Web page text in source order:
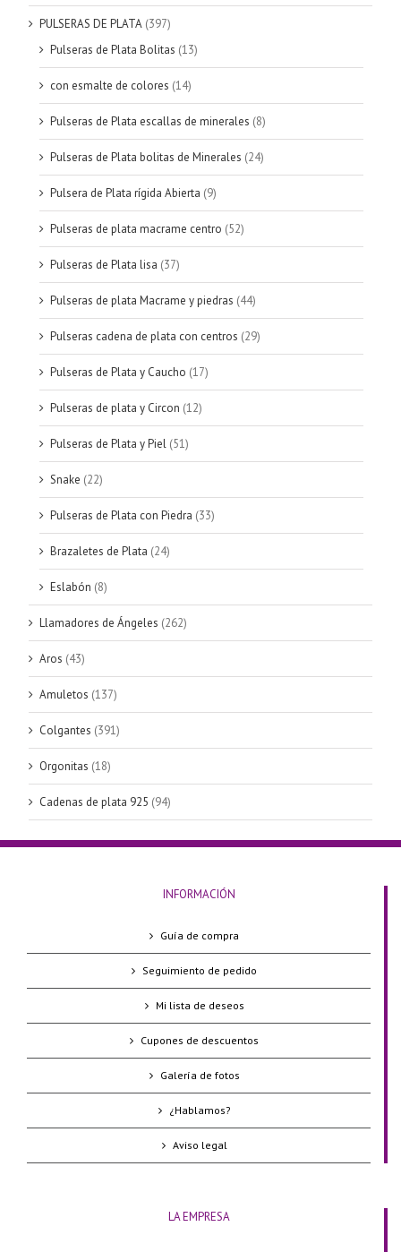
PULSERAS DE PLATA (397)
Pulseras de Plata Bolitas (13)
con esmalte de colores (14)
Pulseras de Plata escallas de minerales (8)
Pulseras de Plata bolitas de Minerales (24)
Pulsera de Plata rígida Abierta (9)
Pulseras de plata macrame centro (52)
Pulseras de Plata lisa (37)
Pulseras de plata Macrame y piedras (44)
Pulseras cadena de plata con centros (29)
Pulseras de Plata y Caucho (17)
Pulseras de plata y Circon (12)
Pulseras de Plata y Piel (51)
Snake (22)
Pulseras de Plata con Piedra (33)
Brazaletes de Plata (24)
Eslabón (8)
Llamadores de Ángeles (262)
Aros (43)
Amuletos (137)
Colgantes (391)
Orgonitas (18)
Cadenas de plata 925 (94)
INFORMACIÓN
Guía de compra
Seguimiento de pedido
Mi lista de deseos
Cupones de descuentos
Galería de fotos
¿Hablamos?
Aviso legal
LA EMPRESA